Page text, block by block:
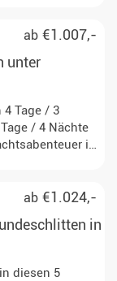
die Chance
ab €1.007,-
unter
4 Tage / 3
/ 4 Nächte
in
winterliche
Rentieren
Nächten unter
ab €1.024,-
in
diesen 5